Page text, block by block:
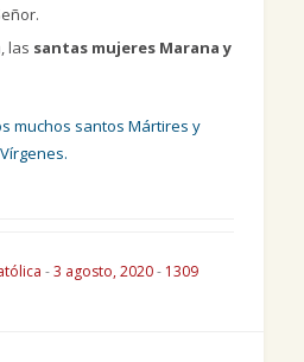
las santas mujeres Marana y
muchos santos Mártires y
-3 agosto, 2020- 1309